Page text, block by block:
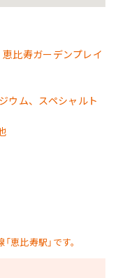
比寿ガーデンプレイ
ウム、スペシャルト
比寿駅」です。